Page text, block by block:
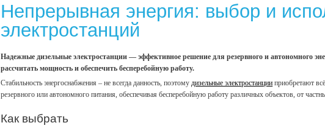
Непрерывная энергия: выбор и
электростанций
Надежные дизельные электростанции — эффективное решение для резервного и автономного
рассчитать мощность и обеспечить бесперебойную работу.
Стабильность энергоснабжения – не всегда данность, поэтомудизельные электростанции приобретают
резервного или автономного питания, обеспечивая бесперебойную работу различных объектов, от
Как выбрать